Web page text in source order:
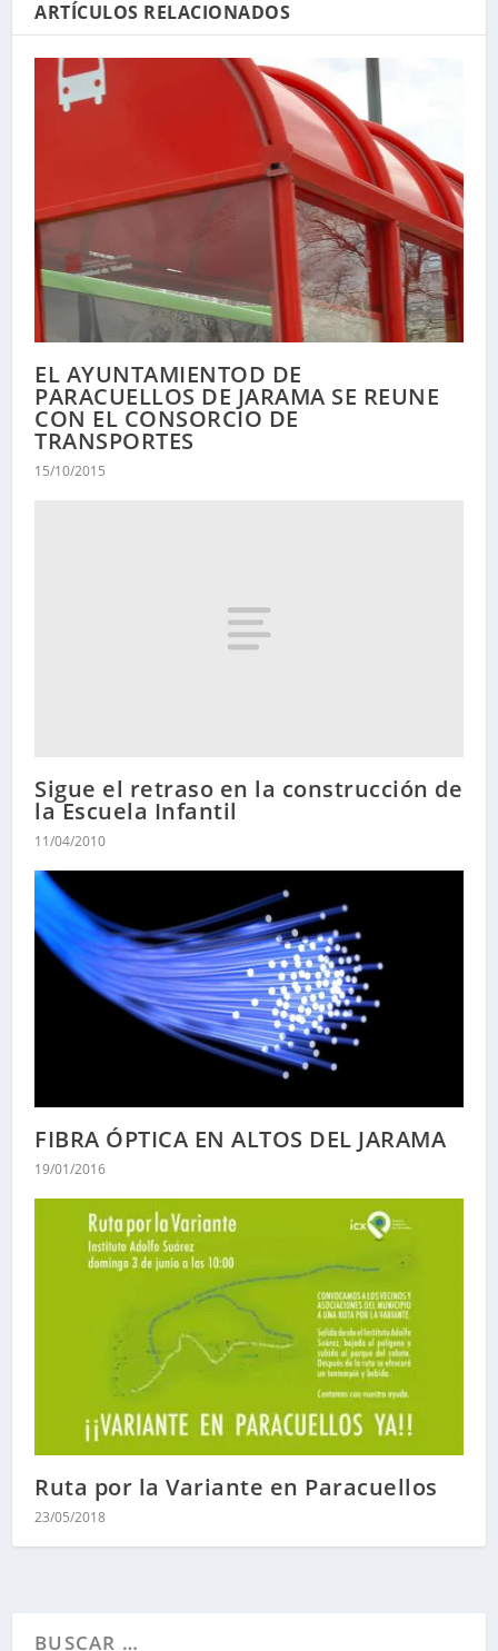
ARTÍCULOS RELACIONADOS
EL AYUNTAMIENTOD DE
PARACUELLOS DE JARAMA SE REUNE
CON EL CONSORCIO DE
TRANSPORTES
15/10/2015
Sigue el retraso en la construcción de
la Escuela Infantil
11/04/2010
FIBRA ÓPTICA EN ALTOS DEL JARAMA
19/01/2016
Ruta por la Variante en Paracuellos
23/05/2018